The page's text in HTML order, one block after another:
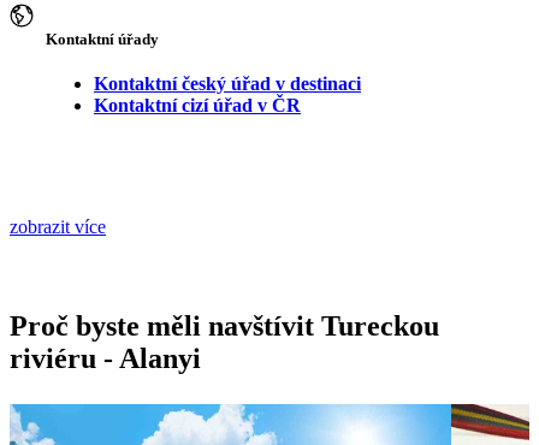
Kontaktní úřady
Kontaktní český úřad v destinaci
Kontaktní cizí úřad v ČR
zobrazit více
Proč byste měli navštívit Tureckou
riviéru - Alanyi